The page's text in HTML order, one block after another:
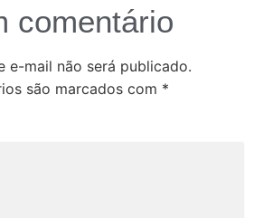
comentário
e-mail não será publicado.
são marcados com *